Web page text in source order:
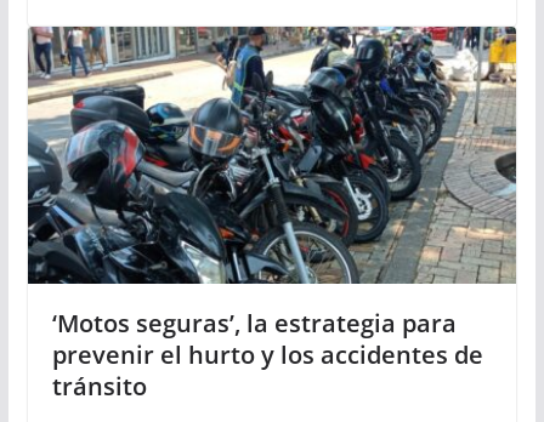
‘Motos seguras’, la estrategia para
prevenir el hurto y los accidentes de
tránsito